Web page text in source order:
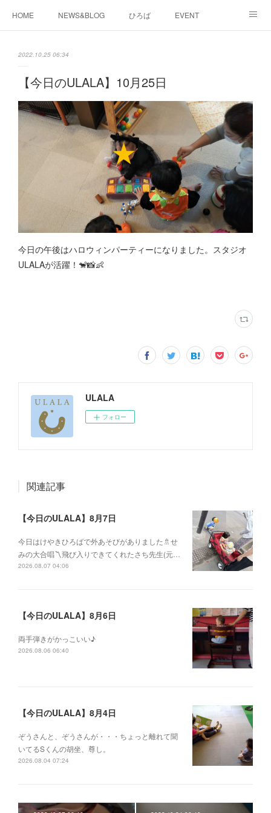
HOME NEWS&BLOG ひろば EVENT
2022.10.25 06:34
【今日のULALA】10月25日
今日の午後はハロウィンパーティーになりました。スタジオ
ULALAが活躍！🐒📸👶
ULALA
フォロー
関連記事
【今日のULALA】8月7日
今日はけやきひろばで外あそびがありました🚿せ
みの大合唱〽飛び入りできてくれたさち先生(元…
2026.08.07 04:06
【今日のULALA】8月6日
両手弾きがかっこいい♪
2026.08.06 06:40
【今日のULALA】8月4日
ぞうさんと、ぞうさんが・・・ちょっと離れて聞
いてるSくんの胡坐、尊し。
2026.08.04 07:24